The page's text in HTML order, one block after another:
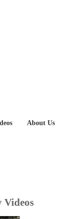
About Us
Videos